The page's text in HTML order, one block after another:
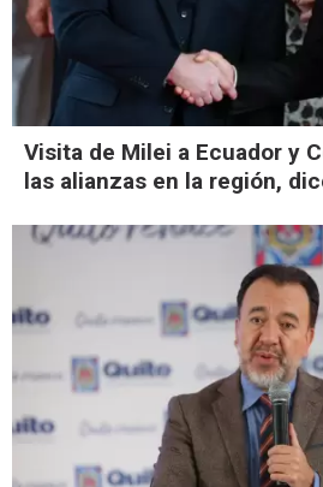
Visita de Milei a Ecuador y
las alianzas en la región,